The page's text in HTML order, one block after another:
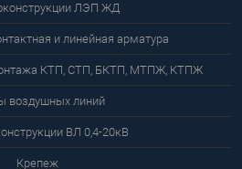
ЛЭП ЖД
и линейная арматура
КТП, СТП, БКТП, МТПЖ, КТПЖ
воздушных линий
ВЛ 0,4-20кВ
Крепеж